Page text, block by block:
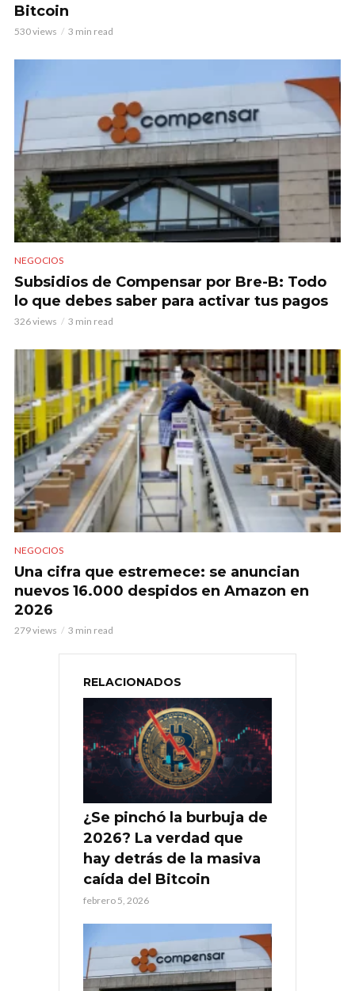
Bitcoin
530 views 3 min read
NEGOCIOS
Subsidios de Compensar por Bre-B: Todo
lo que debes saber para activar tus pagos
326 views 3 min read
NEGOCIOS
Una cifra que estremece: se anuncian
nuevos 16.000 despidos en Amazon en
2026
279 views 3 min read
RELACIONADOS
¿Se pinchó la burbuja de
2026? La verdad que
hay detrás de la masiva
caída del Bitcoin
febrero 5, 2026